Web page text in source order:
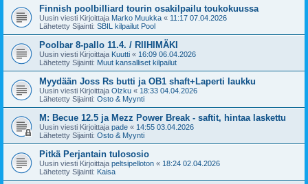
Finnish poolbilliard tourin osakilpailu toukokuussa
Uusin viesti Kirjoittaja Marko Muukka « 11:17 07.04.2026
Lähetetty Sijainti: SBIL kilpailut Pool
Poolbar 8-pallo 11.4. / RIIHIMÄKI
Uusin viesti Kirjoittaja Kuutti « 16:09 06.04.2026
Lähetetty Sijainti: Muut kansalliset kilpailut
Myydään Joss Rs butti ja OB1 shaft+Laperti laukku
Uusin viesti Kirjoittaja Olzku « 18:33 04.04.2026
Lähetetty Sijainti: Osto & Myynti
M: Becue 12.5 ja Mezz Power Break - saftit, hintaa laskettu
Uusin viesti Kirjoittaja pade « 14:55 03.04.2026
Lähetetty Sijainti: Osto & Myynti
Pitkä Perjantain tulososio
Uusin viesti Kirjoittaja peltsipelloton « 18:24 02.04.2026
Lähetetty Sijainti: Kaisa